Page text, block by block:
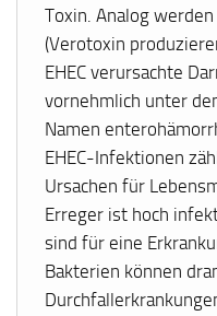
Toxin. Analog werden
(Verotoxin
EHEC verursachte
vornehmlich unter
Namen
EHEC-Infektionen
Ursachen für
Erreger ist hoch
sind für eine
Bakterien können